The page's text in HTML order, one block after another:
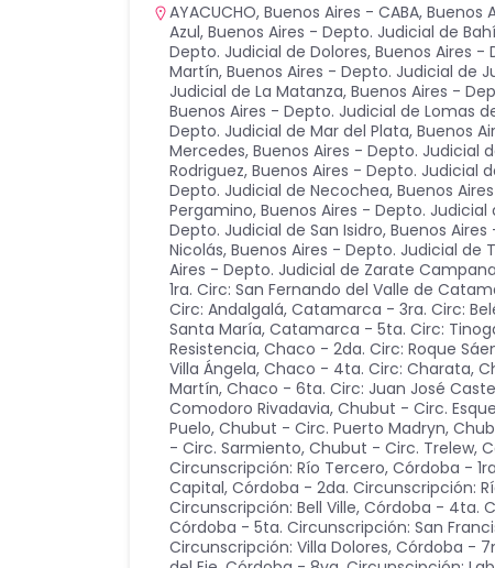
AYACUCHO, Buenos Aires - CABA, Buenos
Azul, Buenos Aires - Depto. Judicial de
Depto. Judicial de Dolores, Buenos Aires -
Martín, Buenos Aires - Depto. Judicial de
Judicial de La Matanza, Buenos Aires -
Buenos Aires - Depto. Judicial de Lomas
Depto. Judicial de Mar del Plata, Buenos
Mercedes, Buenos Aires - Depto. Judicial
Rodriguez, Buenos Aires - Depto. Judicial
Depto. Judicial de Necochea, Buenos
Pergamino, Buenos Aires - Depto. Judicial
Depto. Judicial de San Isidro, Buenos
Nicolás, Buenos Aires - Depto. Judicial de
Aires - Depto. Judicial de Zarate Campana
1ra. Circ: San Fernando del Valle de
Circ: Andalgalá, Catamarca - 3ra. Circ:
Santa María, Catamarca - 5ta. Circ:
Resistencia, Chaco - 2da. Circ: Roque
Villa Ángela, Chaco - 4ta. Circ: Charata,
Martín, Chaco - 6ta. Circ: Juan José
Comodoro Rivadavia, Chubut - Circ.
Puelo, Chubut - Circ. Puerto Madryn,
- Circ. Sarmiento, Chubut - Circ. Trelew,
Circunscripción: Río Tercero, Córdoba -
Capital, Córdoba - 2da. Circunscripción:
Circunscripción: Bell Ville, Córdoba - 4ta.
Córdoba - 5ta. Circunscripción: San
Circunscripción: Villa Dolores, Córdoba -